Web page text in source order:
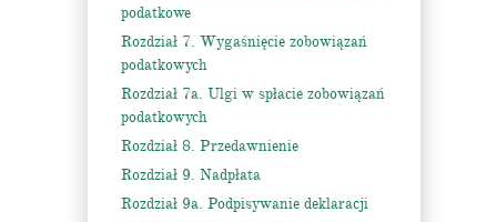
podatkowe
Rozdział 7. Wygaśnięcie zobowiązań
podatkowych
Rozdział 7a. Ulgi w spłacie zobowiązań
podatkowych
Rozdział 8. Przedawnienie
Rozdział 9. Nadpłata
Rozdział 9a. Podpisywanie deklaracji